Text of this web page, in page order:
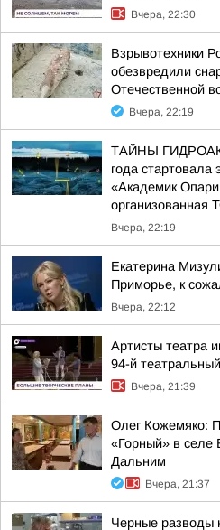
Вчера, 22:30
Взрывотехники
обезвредили
Отечественной
Вчера, 22:19
ТАЙНЫ
года
«Академик
Вчера, 22:19
Екатерина
Приморье, к
Вчера, 22:12
Артисты театра
94-й
Вчера, 21:39
Олег Кожемяко:
«Горный» в селе
Дальним
Вчера, 21:37
Черные разводы